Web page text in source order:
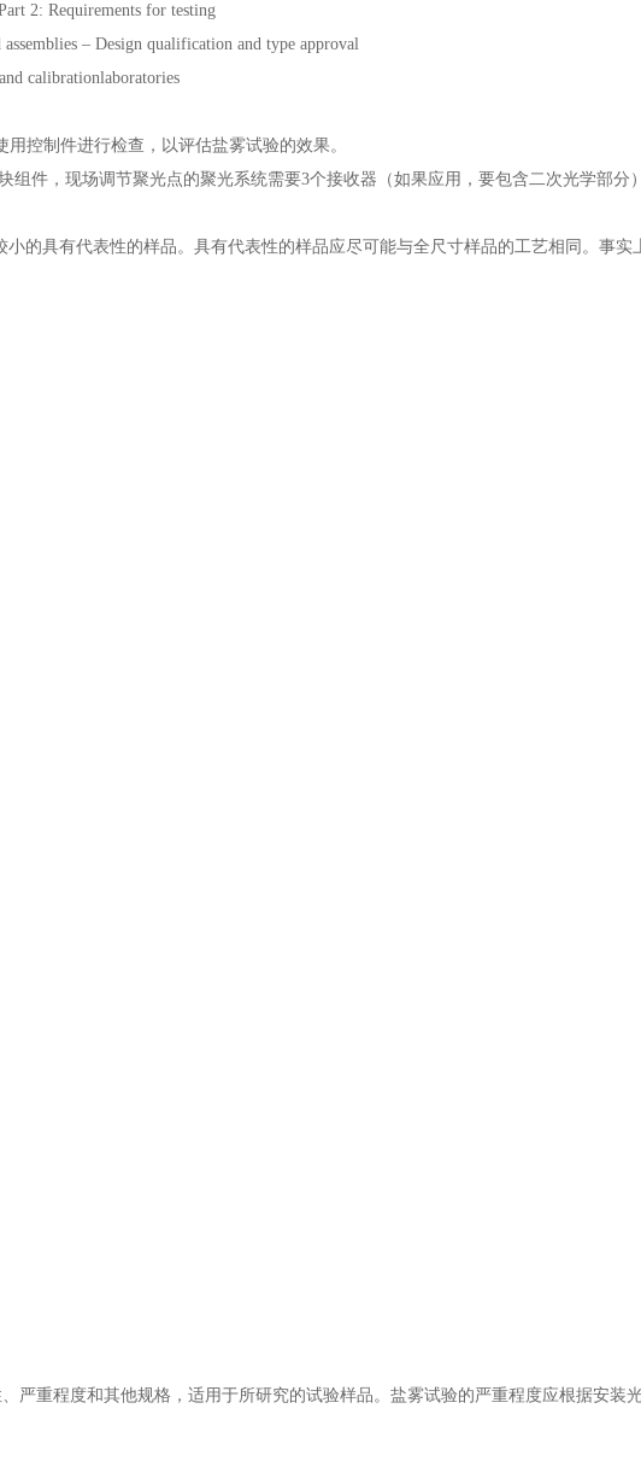
2: Requirements for testing
– Design qualification and type approval
calibrationlaboratories
控制件进行检查，以评估盐雾试验的效果。
，现场调节聚光点的聚光系统需要3个接收器（如果应用，要包含二次光学部分
具有代表性的样品。具有代表性的样品应尽可能与全尺寸样品的工艺相同。事实
严重程度和其他规格，适用于所研究的试验样品。盐雾试验的严重程度应根据